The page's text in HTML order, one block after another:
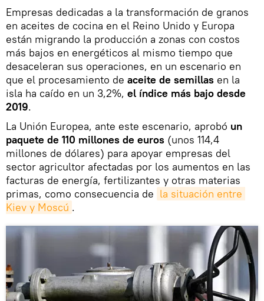
Empresas dedicadas a la transformación de granos
en aceites de cocina en el Reino Unido y Europa
están migrando la producción a zonas con costos
más bajos en energéticos al mismo tiempo que
desaceleran sus operaciones, en un escenario en
que el procesamiento de aceite de semillas en la
isla ha caído en un 3,2%, el índice más bajo desde
2019.
La Unión Europea, ante este escenario, aprobó un
paquete de 110 millones de euros (unos 114,4
millones de dólares) para apoyar empresas del
sector agricultor afectadas por los aumentos en las
facturas de energía, fertilizantes y otras materias
primas, como consecuencia de la situación entre
Kiev y Moscú .